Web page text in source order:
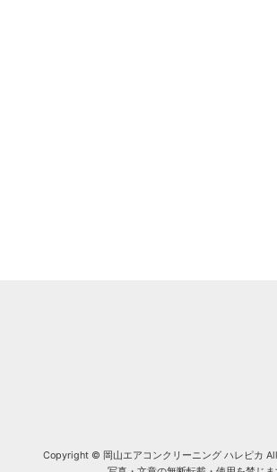
Copyright © 岡山エアコンクリーニング ハレピカ